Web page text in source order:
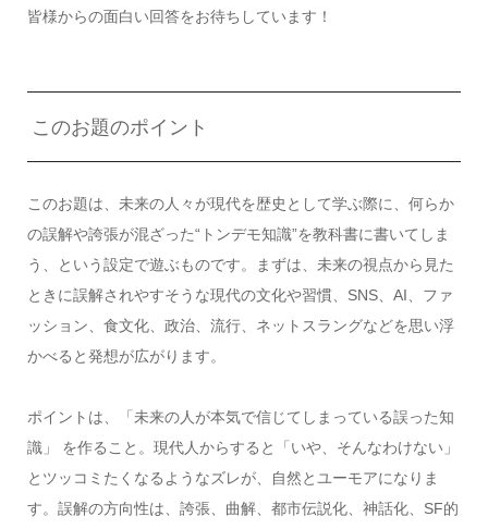
皆様からの面白い回答をお待ちしています！
このお題のポイント
このお題は、未来の人々が現代を歴史として学ぶ際に、何らか
の誤解や誇張が混ざった“トンデモ知識”を教科書に書いてしま
う、という設定で遊ぶものです。まずは、未来の視点から見た
ときに誤解されやすそうな現代の文化や習慣、SNS、AI、ファ
ッション、食文化、政治、流行、ネットスラングなどを思い浮
かべると発想が広がります。
ポイントは、「未来の人が本気で信じてしまっている誤った知
識」 を作ること。現代人からすると「いや、そんなわけない」
とツッコミたくなるようなズレが、自然とユーモアになりま
す。誤解の方向性は、誇張、曲解、都市伝説化、神話化、SF的